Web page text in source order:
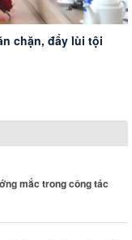
công tác khám
xuất cảnh
bộ tổng điều tra
chặn, đẩy lùi tội
mắc trong công tác